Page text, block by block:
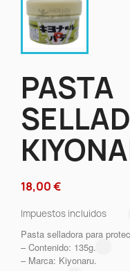
PASTA
18,00 €
Impuestos incluidos
Pasta selladora para
– Contenido: 135g.
– Marca: Kiyonaru.